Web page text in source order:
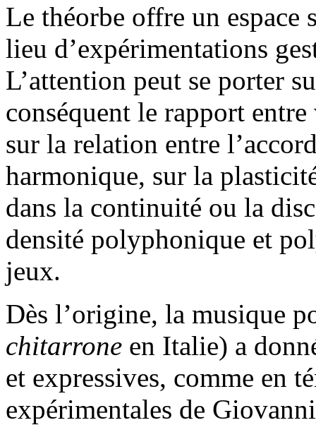
Le théorbe offre un
lieu d’expérimentations
L’attention peut se porter
conséquent le rapport
sur la relation entre
harmonique, sur la
dans la continuité ou la
densité polyphonique et
jeux.
Dès l’origine, la musique
chitarrone en Italie) a
et expressives, comme en
expérimentales de